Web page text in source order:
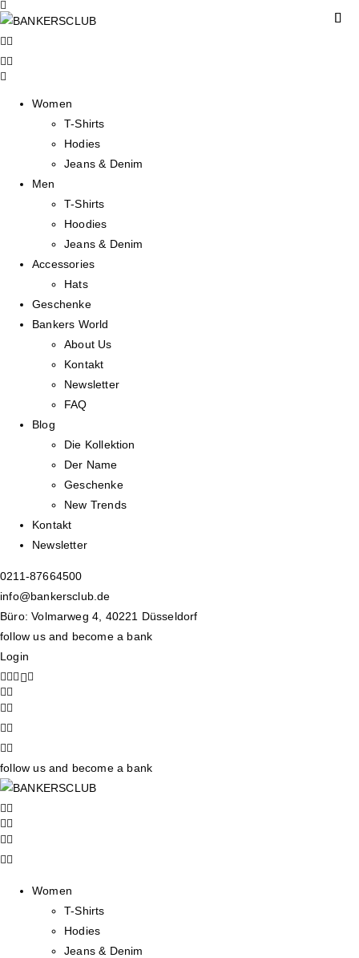
Women
T-Shirts
Hodies
Jeans & Denim
Men
T-Shirts
Hoodies
Jeans & Denim
Accessories
Hats
Geschenke
Bankers World
About Us
Kontakt
Newsletter
FAQ
Blog
Die Kollektion
Der Name
Geschenke
New Trends
Kontakt
Newsletter
0211-87664500
info@bankersclub.de
Büro: Volmarweg 4, 40221 Düsseldorf
follow us and become a bank
Login
follow us and become a bank
Women
T-Shirts
Hodies
Jeans & Denim